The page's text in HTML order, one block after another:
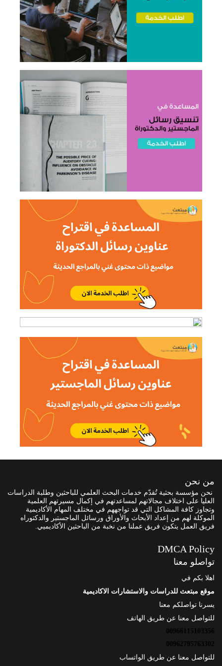
من نحن
نحن مؤسسة بحثية تُقدّم خدمات البحث العلمي للباحثين وطلبة الدراسات
العليا على اختلاف مجالاتهم لمساعدتهم في إكمال مسيرتهم العلمية
وتجاوز كافة المشاكل التي قد تواجههم في مختلف المهام الأكاديمية
الموكلة لهم من إعداد الأبحاث والأوراق ورسائل الماجستير والدكتوراه
فريق العمل يتكون فريق عملنا من نخبة من الباحثين الأكاديميي.
DMCA Policy
تواصلو معنا
اهلا بكم في
موقع مبتعث للدراسات والاستشارات الاكاديمية
يسرنا تواصلكم معنا
للتواصل معنا عن طريق الهاتف
00966115103356
00962795763302
للتواصل معنا عن طريق الواتساب